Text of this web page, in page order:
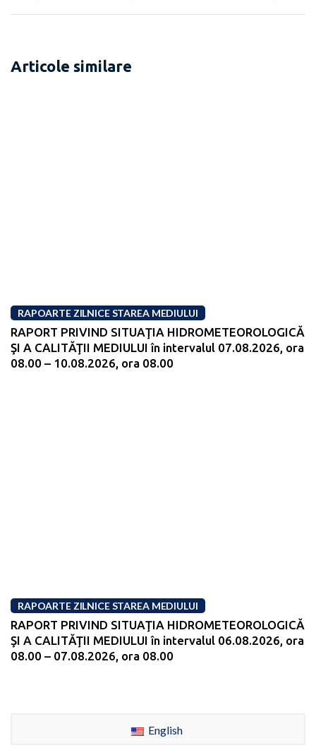
Articole similare
RAPOARTE ZILNICE STAREA MEDIULUI
RAPORT PRIVIND SITUAŢIA HIDROMETEOROLOGICĂ
ŞI A CALITĂŢII MEDIULUI în intervalul 07.08.2026, ora
08.00 – 10.08.2026, ora 08.00
RAPOARTE ZILNICE STAREA MEDIULUI
RAPORT PRIVIND SITUAŢIA HIDROMETEOROLOGICĂ
ŞI A CALITĂŢII MEDIULUI în intervalul 06.08.2026, ora
08.00 – 07.08.2026, ora 08.00
English